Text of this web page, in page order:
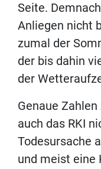
Seite.
Anliegen nicht
zumal der
der bis dahin
der
Genaue
auch das RKI
Todesursache
und meist eine